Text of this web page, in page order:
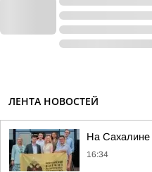
ЛЕНТА НОВОСТЕЙ
На Сахалине
16:34